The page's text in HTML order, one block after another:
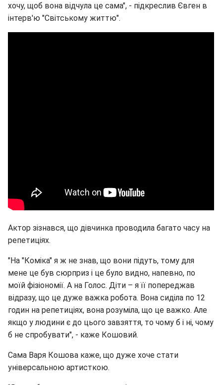
хочу, щоб вона відчула це сама", - підкреслив Євген в
інтерв'ю "Світському життю".
Актор зізнався, що дівчинка проводила багато часу на
репетиціях.
"На "Коміка" я ж не знав, що вони підуть, тому для
мене це був сюрприз і це було видно, напевно, по
моїй фізіономії. А на Голос. Діти – я її попереджав
відразу, що це дуже важка робота. Вона сиділа по 12
годин на репетиціях, вона розуміла, що це важко. Але
якщо у людини є до цього завзяття, то чому б і ні, чому
б не спробувати", - каже Кошовий.
Сама Варя Кошова каже, що дуже хоче стати
універсальною артисткою.